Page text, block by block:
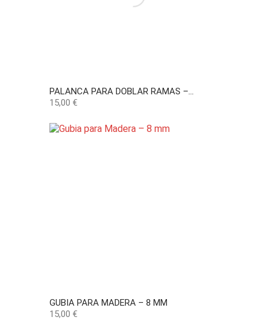
PALANCA PARA DOBLAR RAMAS –...
Precio
15,00 €
GUBIA PARA MADERA – 8 MM
Precio
15,00 €